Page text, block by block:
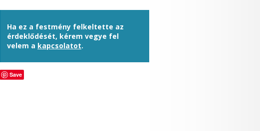
Ha ez a festmény felkeltette az
érdeklődését, kérem vegye fel
velem a kapcsolatot.
Save